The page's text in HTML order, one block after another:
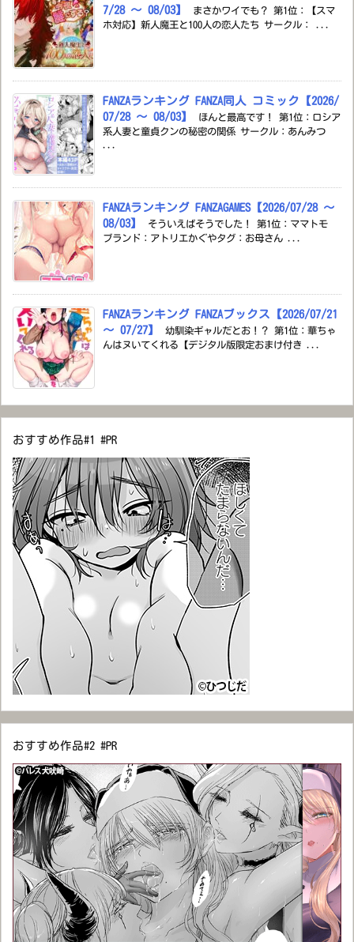
7/28 ～ 08/03】
まさかワイでも？ 第1位：【スマ
ホ対応】新人魔王と100人の恋人たち サークル： ...
FANZAランキング FANZA同人 コミック【2026/
07/28 ～ 08/03】
ほんと最高です！ 第1位：ロシア
系人妻と童貞クンの秘密の関係 サークル：あんみつ
...
FANZAランキング FANZAGAMES【2026/07/28 ～
08/03】
そういえばそうでした！ 第1位：ママトモ
ブランド：アトリエかぐやタグ：お母さん ...
FANZAランキング FANZAブックス【2026/07/21
～ 07/27】
幼馴染ギャルだとお！？ 第1位：華ちゃ
んはヌいてくれる【デジタル版限定おまけ付き ...
おすすめ作品#1 #PR
おすすめ作品#2 #PR